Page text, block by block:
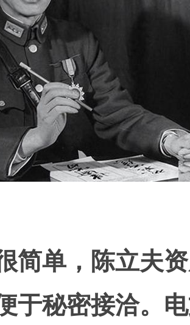
简单，陈立夫
于秘密接洽。